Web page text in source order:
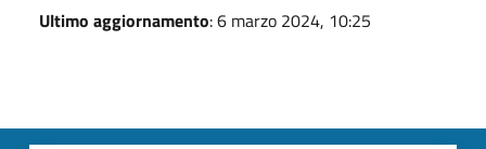
Ultimo aggiornamento: 6 marzo 2024, 10:25